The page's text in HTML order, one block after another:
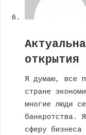
открытия
Я думаю, все
стране
многие люди
банкротства.
сферу